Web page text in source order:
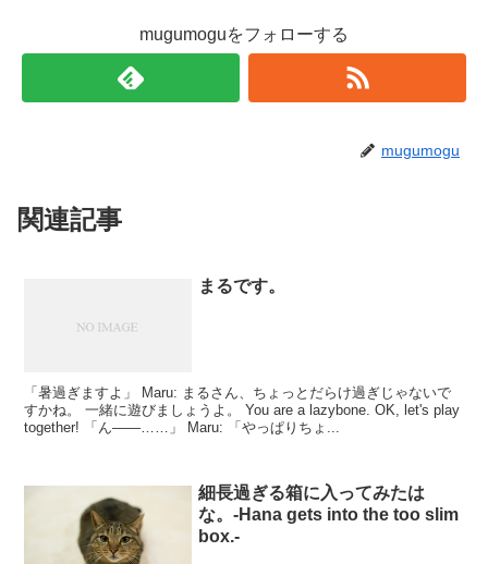
mugumoguをフォローする
mugumogu
関連記事
まるです。
「暑過ぎますよ」 Maru: まるさん、ちょっとだらけ過ぎじゃないで
すかね。 一緒に遊びましょうよ。 You are a lazybone. OK, let's play
together! 「ん――……」 Maru: 「やっぱりちょ...
細長過ぎる箱に入ってみたは
な。-Hana gets into the too slim
box.-